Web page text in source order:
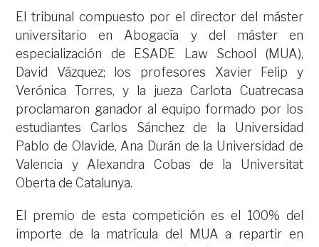
El tribunal compuesto por el director del máster
universitario en Abogacía y del máster en
especialización de ESADE Law School (MUA),
David Vázquez; los profesores Xavier Felip y
Verónica Torres, y la jueza Carlota Cuatrecasa
proclamaron ganador al equipo formado por los
estudiantes Carlos Sánchez de la Universidad
Pablo de Olavide, Ana Durán de la Universidad de
Valencia y Alexandra Cobas de la Universitat
Oberta de Catalunya.
El premio de esta competición es el 100% del
importe de la matrícula del MUA a repartir en